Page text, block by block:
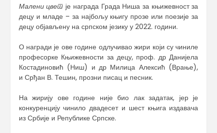
Малени цвет је награда Града Ниша за књижевност за
децу и младе – за најбољу књигу прозе или поезије за
децу објављену на српском језику у 2022. години.
О награди је ове године одлучивао жири који су чиниле
професорке Књижевности за децу, проф. др Данијела
Костадиновић (Ниш) и др Милица Алексић (Врање),
и Срђан В. Тешин, прозни писац и песник.
На жирију ове године није био лак задатак, јер је
конкуренцију чинило двадесет и шест књига издавача
из Србије и Републике Српске.